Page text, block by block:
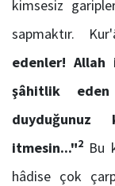
kimsesiz
sapmaktır.
edenler!
şâhitlik
itmesin..."2 Bu
hâdise çok